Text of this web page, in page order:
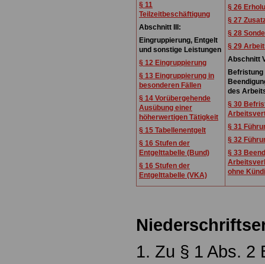
§ 11
Teilzeitbeschäftigung
Abschnitt III:
Eingruppierung, Entgelt
und sonstige Leistungen
§ 12 Eingruppierung
§ 13 Eingruppierung in
besonderen Fällen
§ 14 Vorübergehende
Ausübung einer
höherwertigen Tätigkeit
§ 15 Tabellenentgelt
§ 16 Stufen der
Entgelttabelle (Bund)
§ 16 Stufen der
Entgelttabelle (VKA)
§ 26
§ 27
§ 28
§ 29
Abschnitt
des
§ 30
§ 31
§ 32
§ 33
ohne
1. Zu § 1 Abs. 2